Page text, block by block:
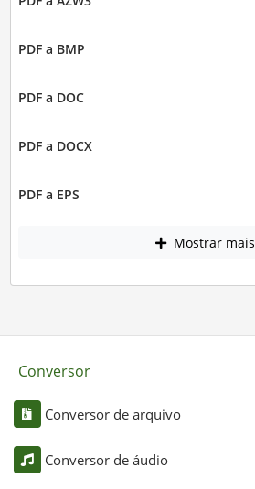
PDF a BMP
PDF a DOC
PDF a DOCX
PDF a EPS
Mostrar mais
Conversor
Conversor de arquivo
Conversor de áudio